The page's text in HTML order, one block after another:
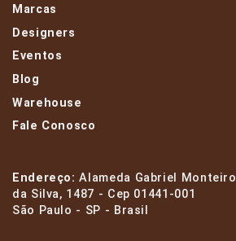
Marcas
Designers
Eventos
Blog
Warehouse
Fale Conosco
Endereço:Alameda Gabriel Monteiro
da Silva, 1487 - Cep 01441-001
São Paulo - SP - Brasil